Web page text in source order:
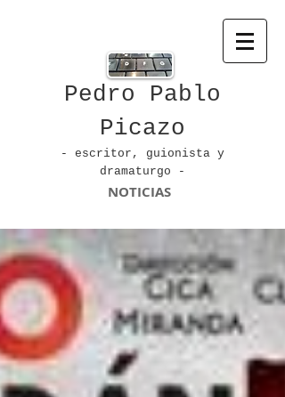
Pedro Pablo
Picazo
- escritor, guionista y
dramaturgo -
NOTICIAS